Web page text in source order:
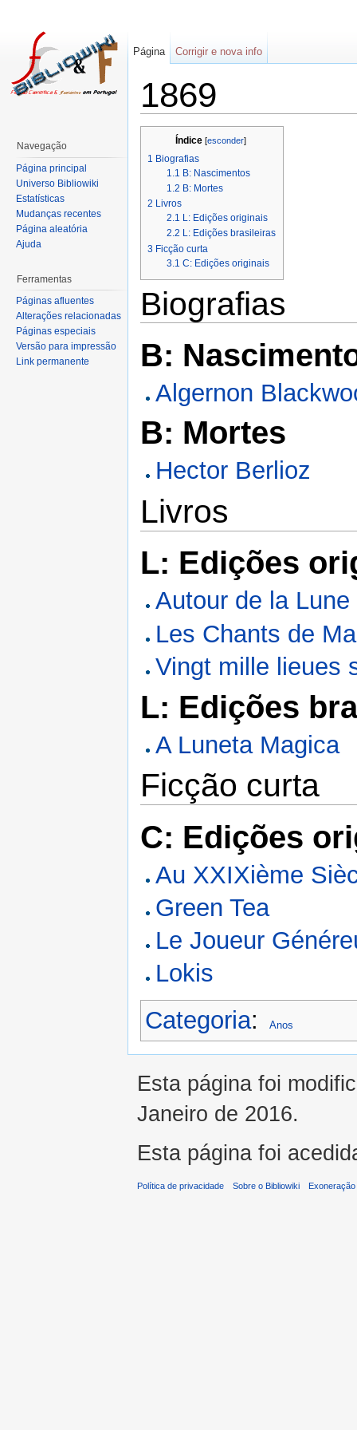
1869
Índice [esconder]
1 Biografias
1.1 B: Nascimentos
1.2 B: Mortes
2 Livros
2.1 L: Edições originais
2.2 L: Edições brasileiras
3 Ficção curta
3.1 C: Edições originais
Biografias
B:
Algernon
B: Mortes
Hector Berlioz
Livros
L: Edições
Autour de la Lune
Les Chants de
Vingt mille lieues
L: Edições
A Luneta Magica
Ficção curta
C: Edições
Au XXIXième
Green Tea
Le Joueur
Lokis
Categoria: Anos
Página Corrigir e nova info
Navegação
Página principal
Universo Bibliowiki
Estatísticas
Mudanças recentes
Página aleatória
Ajuda
Ferramentas
Páginas afluentes
Alterações relacionadas
Páginas especiais
Versão para impressão
Link permanente
Esta página foi
Janeiro de 2016.
Esta página foi
Política de privacidade Sobre o Bibliowiki